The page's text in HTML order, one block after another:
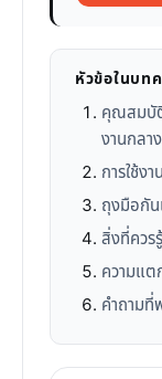
หัวข้อในบท
คุณสมบั
งานกลา
การใช้ง
ถุงมือกั
สิ่งที่คว
ความแต
คำถาม